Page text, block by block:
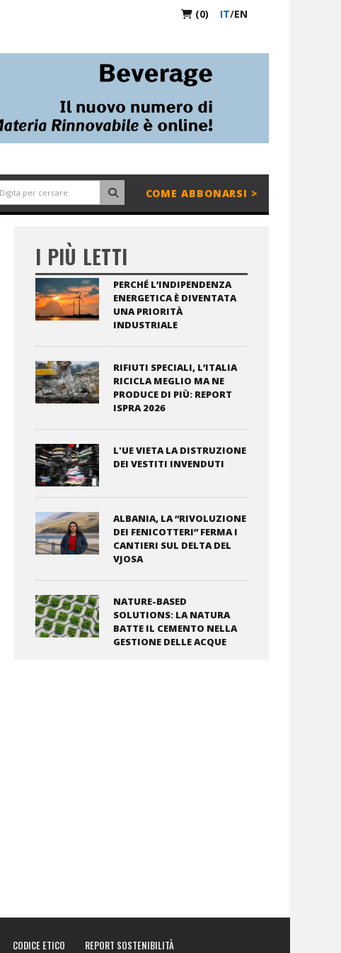
(0) IT/EN
COME ABBONARSI >
I PIÙ LETTI
PERCHÉ L’INDIPENDENZA
ENERGETICA È DIVENTATA
UNA PRIORITÀ
INDUSTRIALE
RIFIUTI SPECIALI, L’ITALIA
RICICLA MEGLIO MA NE
PRODUCE DI PIÙ: REPORT
ISPRA 2026
L'UE VIETA LA DISTRUZIONE
DEI VESTITI INVENDUTI
ALBANIA, LA “RIVOLUZIONE
DEI FENICOTTERI” FERMA I
CANTIERI SUL DELTA DEL
VJOSA
NATURE-BASED
SOLUTIONS: LA NATURA
BATTE IL CEMENTO NELLA
GESTIONE DELLE ACQUE
CODICE ETICO REPORT SOSTENIBILITÀ